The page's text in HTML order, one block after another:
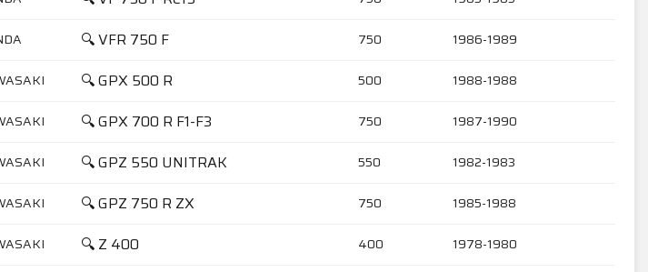
🔍 VFR 750 F 750 1986-1989
🔍 GPX 500 R 500 1988-1988
🔍 GPX 700 R F1-F3 750 1987-1990
🔍 GPZ 550 UNITRAK 550 1982-1983
🔍 GPZ 750 R ZX 750 1985-1988
🔍 Z 400 400 1978-1980